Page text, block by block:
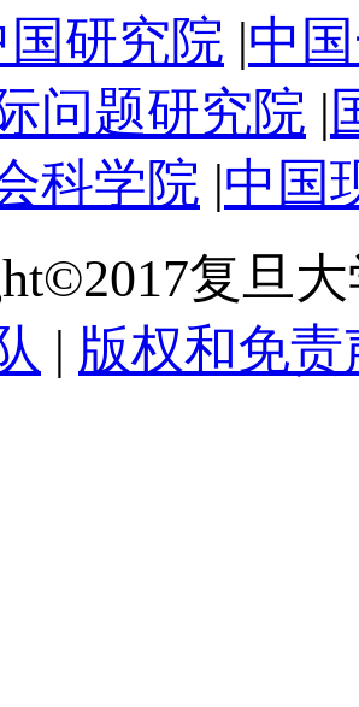
国研究院 |中
问题研究院 |
科学院 |中国
复旦
| 版权和免责